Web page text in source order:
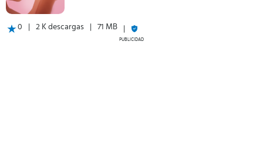
0 2 K descargas 71 MB
PUBLICIDAD